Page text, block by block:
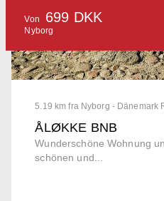
5.19 km fra Nyborg - Dänemark
ÅLØKKE BNB
Wunderschöne Wohnung
schönen und...
Von 699 DKK
Nyborg